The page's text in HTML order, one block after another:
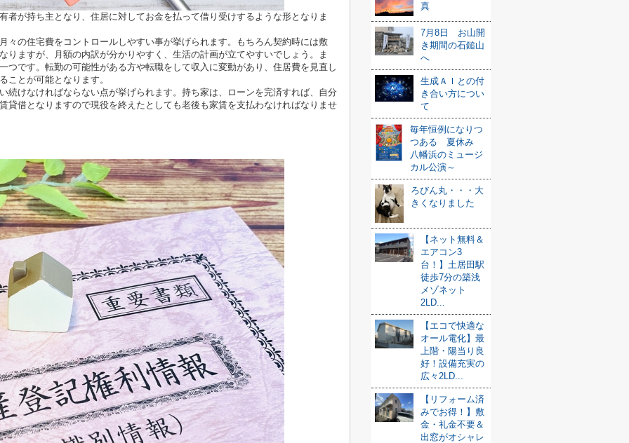
者が持ち主となり、住居に対してお金を払って借り受けするような形となりま
の住宅費をコントロールしやすい事が挙げられます。もちろん契約時には敷
りますが、月額の内訳が分かりやすく、生活の計画が立てやすいでしょう。ま
つです。転勤の可能性がある方や転職をして収入に変動があり、住居費を見直し
ことが可能となります。
けなければならない点が挙げられます。持ち家は、ローンを完済すれば、自分
貸借となりますので現役を終えたとしても老後も家賃を支払わなければなりませ
真
7月8日 お山開
き期間の石鎚山
へ
生成ＡＩとの付
き合い方につい
て
毎年恒例になりつ
つある 夏休み
八幡浜のミュージ
カル公演～
ろびん丸・・・大
きくなりました
【ネット無料＆
エアコン3
台！】土居田駅
徒歩7分の築浅
メゾネット
2LD...
【エコで快適な
オール電化】最
上階・陽当り良
好！設備充実の
広々2LD...
【リフォーム済
みでお得！】敷
金・礼金不要＆
出窓がオシャレ